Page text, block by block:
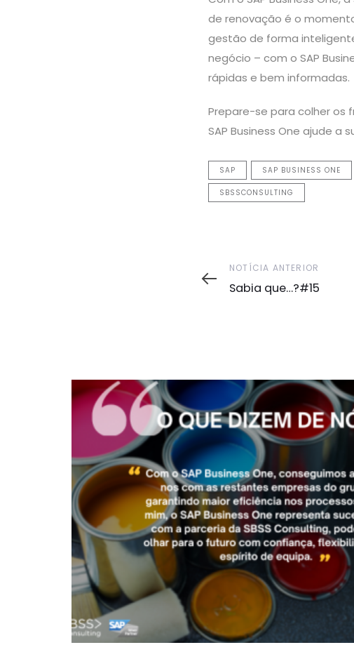
de renovação é o
gestão de forma
negócio – com o SAP
rápidas e bem informadas.
Prepare-se para colher os
SAP Business One ajude a
SAP SAP BUSINESS ONE
SBSSCONSULTING
Notícia
Anterior
NOTÍCIA ANTERIOR
Sabia que…?#15